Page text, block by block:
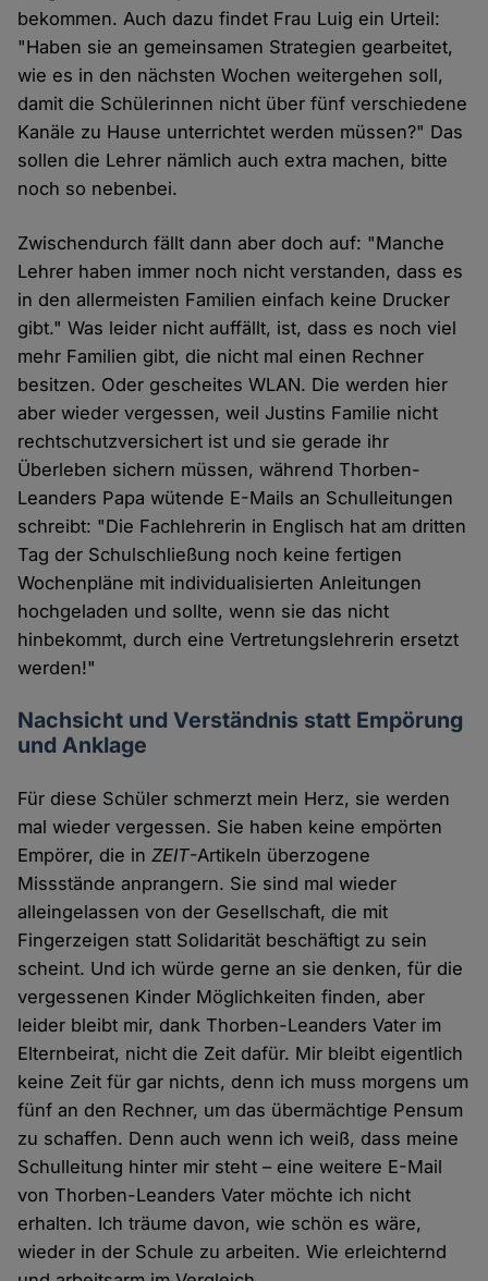
bekommen. Auch dazu findet Frau Luig ein Urteil:
"Haben sie an gemeinsamen Strategien gearbeitet,
wie es in den nächsten Wochen weitergehen soll,
damit die Schülerinnen nicht über fünf verschiedene
Kanäle zu Hause unterrichtet werden müssen?" Das
sollen die Lehrer nämlich auch extra machen, bitte
noch so nebenbei.
Zwischendurch fällt dann aber doch auf: "Manche
Lehrer haben immer noch nicht verstanden, dass es
in den allermeisten Familien einfach keine Drucker
gibt." Was leider nicht auffällt, ist, dass es noch viel
mehr Familien gibt, die nicht mal einen Rechner
besitzen. Oder gescheites WLAN. Die werden hier
aber wieder vergessen, weil Justins Familie nicht
rechtschutzversichert ist und sie gerade ihr
Überleben sichern müssen, während Thorben-
Leanders Papa wütende E-Mails an Schulleitungen
schreibt: "Die Fachlehrerin in Englisch hat am dritten
Tag der Schulschließung noch keine fertigen
Wochenpläne mit individualisierten Anleitungen
hochgeladen und sollte, wenn sie das nicht
hinbekommt, durch eine Vertretungslehrerin ersetzt
werden!"
Nachsicht und Verständnis statt Empörung
und Anklage
Für diese Schüler schmerzt mein Herz, sie werden
mal wieder vergessen. Sie haben keine empörten
Empörer, die inZEIT-Artikeln überzogene
Missstände anprangern. Sie sind mal wieder
alleingelassen von der Gesellschaft, die mit
Fingerzeigen statt Solidarität beschäftigt zu sein
scheint. Und ich würde gerne an sie denken, für die
vergessenen Kinder Möglichkeiten finden, aber
leider bleibt mir, dank Thorben-Leanders Vater im
Elternbeirat, nicht die Zeit dafür. Mir bleibt eigentlich
keine Zeit für gar nichts, denn ich muss morgens um
fünf an den Rechner, um das übermächtige Pensum
zu schaffen. Denn auch wenn ich weiß, dass meine
Schulleitung hinter mir steht – eine weitere E-Mail
von Thorben-Leanders Vater möchte ich nicht
erhalten. Ich träume davon, wie schön es wäre,
wieder in der Schule zu arbeiten. Wie erleichternd